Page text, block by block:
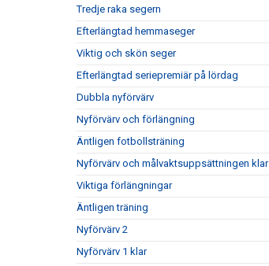
Tredje raka segern
Efterlängtad hemmaseger
Viktig och skön seger
Efterlängtad seriepremiär på lördag
Dubbla nyförvärv
Nyförvärv och förlängning
Äntligen fotbollsträning
Nyförvärv och målvaktsuppsättningen klar
Viktiga förlängningar
Äntligen träning
Nyförvärv 2
Nyförvärv 1 klar